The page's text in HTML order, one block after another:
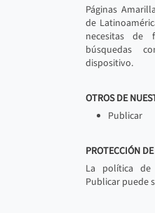
Páginas
de
necesitas de
búsquedas
dispositivo.
OTROS DE
Publicar
PROTECCIÓN
La política
Publicar puede